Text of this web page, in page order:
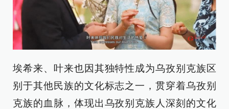
埃希来、叶来也因其独特性成为乌孜别克族区
别于其他民族的文化标志之一，贯穿着乌孜别
克族的血脉，体现出乌孜别克族人深刻的文化